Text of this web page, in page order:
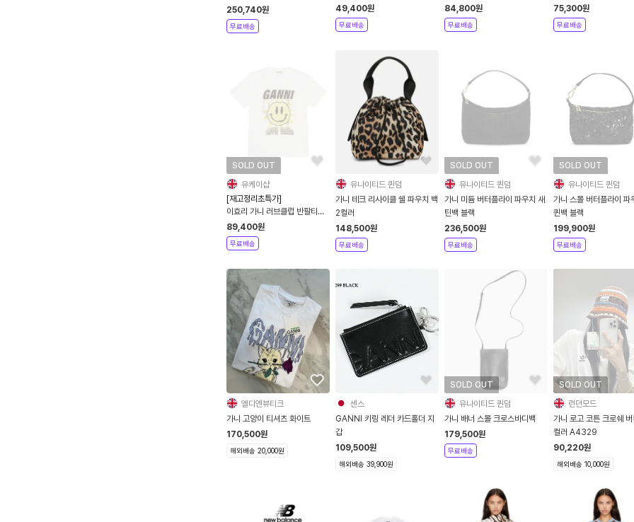
랙 (미국직발송, 관부가세 포함)
250,740원
무료배송
츠 마리골드 MARIGOLD
49,400원
무료배송
84,800원
무료배송
츠 핑크/블랙
75,300원
무료배송
SOLD OUT
유케이샵
[재고정리초특가]
이효리 가니 러브클럽 반팔티
GANNI LOVE CLUB TEE
89,400원
무료배송
유나이티드 퀸덤
가니 테크 리사이클 쉘 파우치 백
2컬러
148,500원
무료배송
SOLD OUT
유나이티드 퀸덤
가니 미듐 버터플라이 파우치 새
틴백 블랙
236,500원
무료배송
SOLD OUT
유나이티드 퀸덤
가니 스몰 버터플라이 파
퀸백 블랙
199,900원
무료배송
엘디엔뷰티크
가니 고양이 티셔츠 화이트
170,500원
해외배송 20,000원
센스
GANNI 키링 레더 카드홀더 지
갑
109,500원
해외배송 39,900원
SOLD OUT
유나이티드 퀸덤
가니 배너 스몰 크로스바디백
179,500원
무료배송
SOLD OUT
런던모드
가니 로고 코튼 크로쉐
컬러 A4329
90,220원
해외배송 10,000원